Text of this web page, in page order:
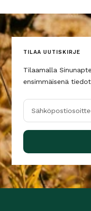
TILAA UUTISKIRJE
Tilaamalla
ensimmäisenä